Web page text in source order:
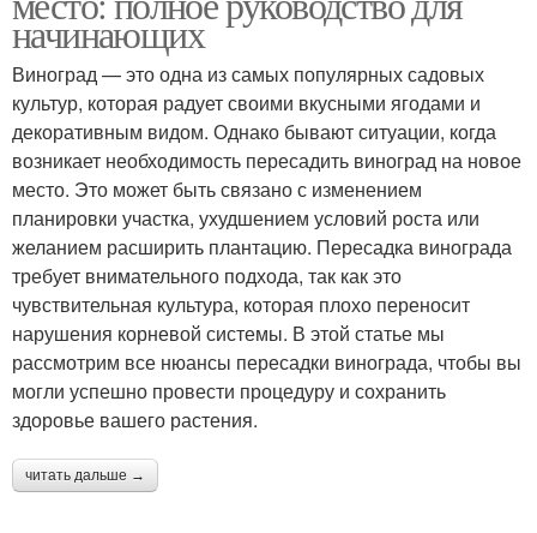
начинающих
Виноград — это одна из самых популярных садовых
культур, которая радует своими вкусными ягодами и
декоративным видом. Однако бывают ситуации, когда
возникает необходимость пересадить виноград на новое
место. Это может быть связано с изменением
планировки участка, ухудшением условий роста или
желанием расширить плантацию. Пересадка винограда
требует внимательного подхода, так как это
чувствительная культура, которая плохо переносит
нарушения корневой системы. В этой статье мы
рассмотрим все нюансы пересадки винограда, чтобы вы
могли успешно провести процедуру и сохранить
здоровье вашего растения.
читать дальше →